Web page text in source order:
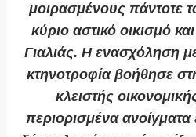
μοιρασμένους πάντοτε
κύριο αστικό οικισμό
Γιαλιάς. Η ενασχόληση
κτηνοτροφία βοήθησε
κλειστής
περιορισμένα